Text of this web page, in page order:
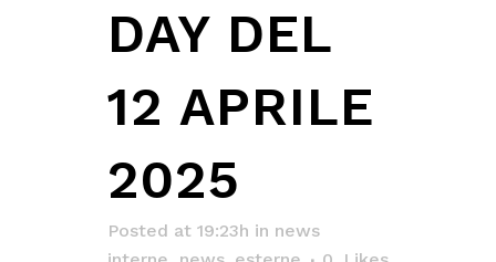
DAY DEL
12 APRILE
2025
Posted at 19:23h in news